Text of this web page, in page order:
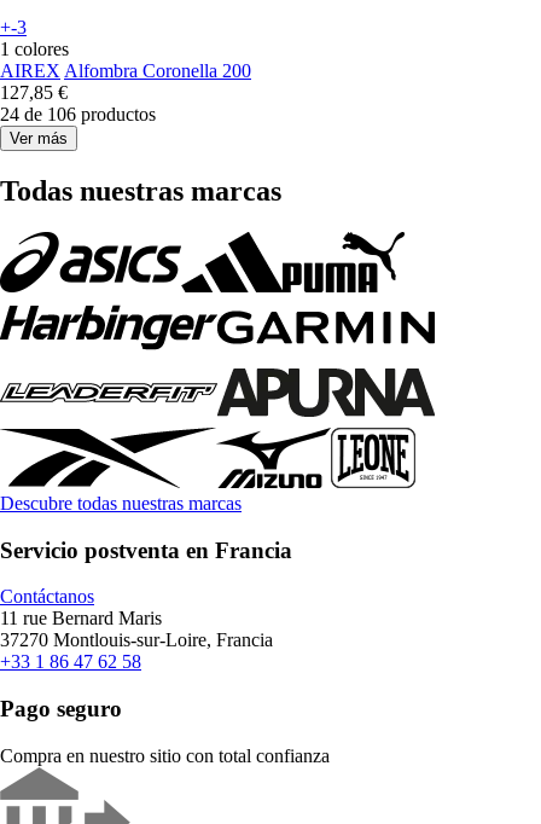
+-3
1 colores
AIREX Alfombra Coronella 200
127,85 €
24 de 106 productos
Ver más
Todas nuestras marcas
Descubre todas nuestras marcas
Servicio postventa en Francia
Contáctanos
11 rue Bernard Maris
37270 Montlouis-sur-Loire, Francia
+33 1 86 47 62 58
Pago seguro
Compra en nuestro sitio con total confianza